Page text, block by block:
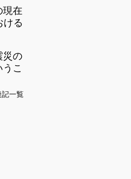
現在
る
災の
こ
記一覧